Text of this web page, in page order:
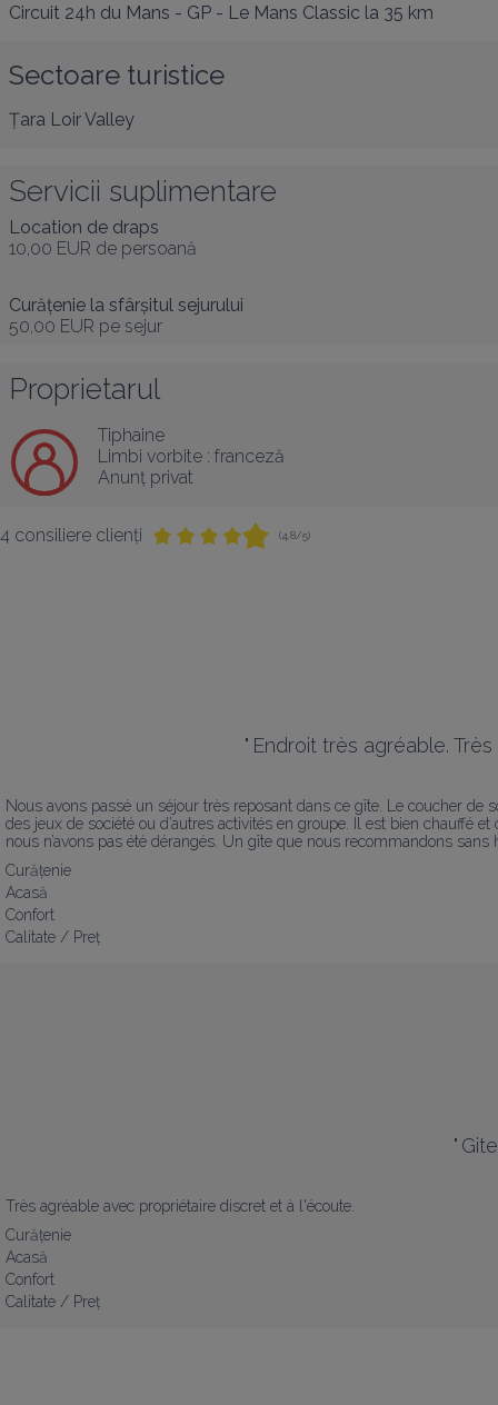
Circuit 24h du Mans - GP - Le Mans Classic la 35 km
Sectoare turistice
Țara Loir Valley
Servicii suplimentare
Location de draps
10,00 EUR de persoană
Curățenie la sfârșitul sejurului
50,00 EUR pe sejur
Proprietarul
Tiphaine
Limbi vorbite : franceză
Anunț privat
4 consiliere clienți (4,8/5)
" Endroit très agréable.
Nous avons passé un séjour très reposant dans ce gîte. Le coucher
des jeux de société ou d’autres activités en groupe. Il est bien chauffé
nous n’avons pas été dérangés. Un gîte que nous recommandons
Curățenie
Acasă
Confort
Calitate / Preț
"
Très agréable avec propriétaire discret et à l'écoute.
Curățenie
Acasă
Confort
Calitate / Preț